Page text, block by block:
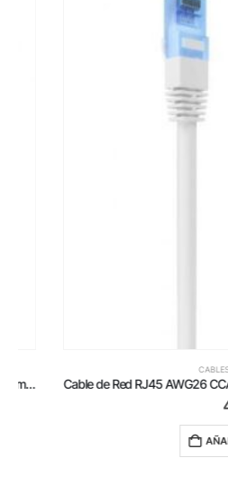
CABLES DE RED
€
AÑADIR AL